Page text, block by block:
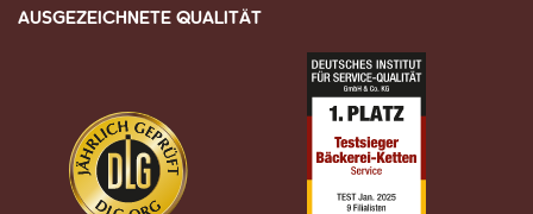
AUSGEZEICHNETE QUALITÄT